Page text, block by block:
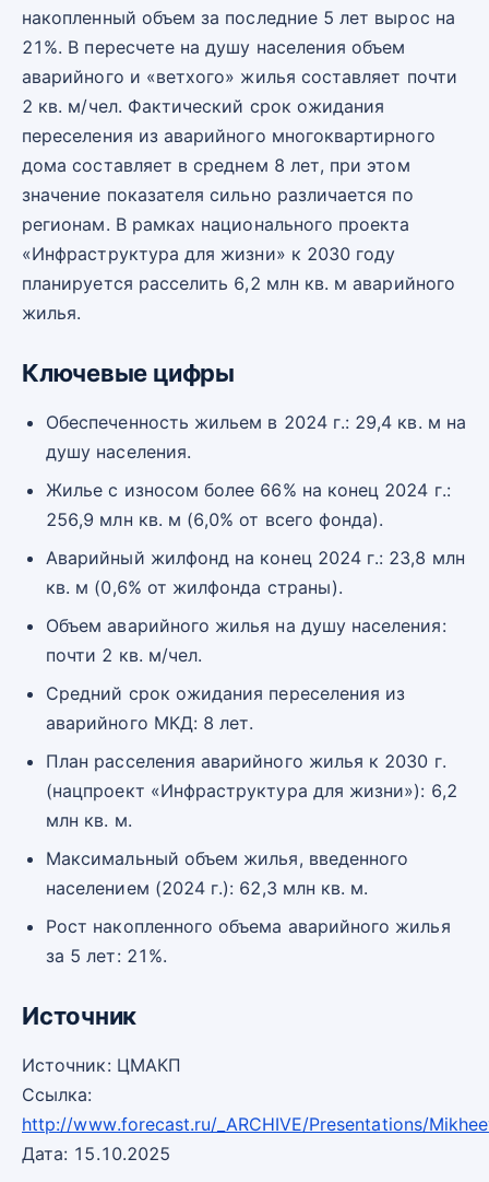
накопленный объем за последние 5 лет вырос на
21%. В пересчете на душу населения объем
аварийного и «ветхого» жилья составляет почти
2 кв. м/чел. Фактический срок ожидания
переселения из аварийного многоквартирного
дома составляет в среднем 8 лет, при этом
значение показателя сильно различается по
регионам. В рамках национального проекта
«Инфраструктура для жизни» к 2030 году
планируется расселить 6,2 млн кв. м аварийного
жилья.
Ключевые цифры
Обеспеченность жильем в 2024 г.: 29,4 кв. м на
душу населения.
Жилье с износом более 66% на конец 2024 г.:
256,9 млн кв. м (6,0% от всего фонда).
Аварийный жилфонд на конец 2024 г.: 23,8 млн
кв. м (0,6% от жилфонда страны).
Объем аварийного жилья на душу населения:
почти 2 кв. м/чел.
Средний срок ожидания переселения из
аварийного МКД: 8 лет.
План расселения аварийного жилья к 2030 г.
(нацпроект «Инфраструктура для жизни»): 6,2
млн кв. м.
Максимальный объем жилья, введенного
населением (2024 г.): 62,3 млн кв. м.
Рост накопленного объема аварийного жилья
за 5 лет: 21%.
Источник
Источник: ЦМАКП
Ссылка:
http://www.forecast.ru/_ARCHIVE/Presentations/
Дата: 15.10.2025